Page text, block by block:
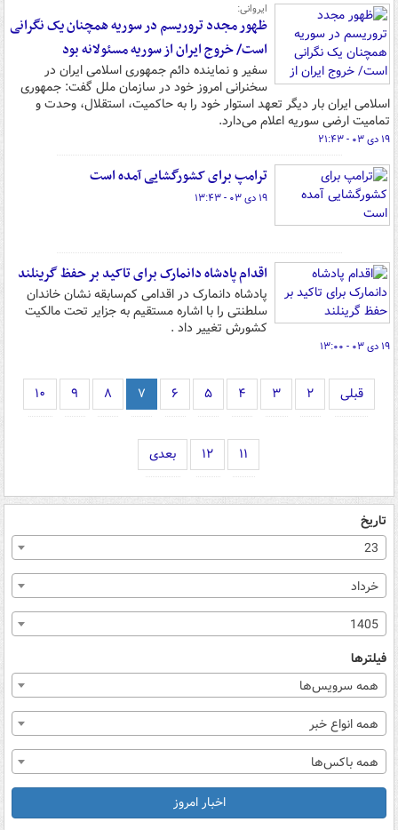
ایروانی:
ظهور مجدد تروریسم در سوریه همچنان یک نگرانی
است/ خروج ایران از سوریه مسئولانه بود
سفیر و نماینده دائم جمهوری اسلامی ایران در
سخنرانی امروز خود در سازمان ملل گفت: جمهوری
اسلامی ایران بار دیگر تعهد استوار خود را به حاکمیت، استقلال، وحدت و
تمامیت ارضی سوریه اعلام می‌دارد.
۱۹ دی ۰۳ - ۲۱:۴۳
ترامپ برای کشورگشایی آمده است
۱۹ دی ۰۳ - ۱۳:۴۳
اقدام پادشاه دانمارک برای تاکید بر حفظ گرینلند
پادشاه دانمارک در اقدامی کم‌سابقه نشان خاندان
سلطنتی را با اشاره مستقیم به جزایر تحت مالکیت
کشورش تغییر داد .
۱۹ دی ۰۳ - ۱۳:۰۰
قبلی ۲ ۳ ۴ ۵ ۶ ۷ ۸ ۹ ۱۰
۱۱ ۱۲ بعدی
تاریخ
23
خرداد
1405
فیلترها
همه سرویس‌ها
همه انواع خبر
همه باکس‌ها
اخبار امروز